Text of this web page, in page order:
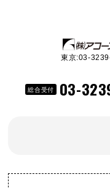
東京:03-
総合受付 03-